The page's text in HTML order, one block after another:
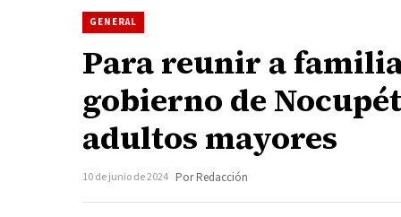
GENERAL
Para reunir a
gobierno de
adultos mayores
10 de junio de 2024 Por Redacción